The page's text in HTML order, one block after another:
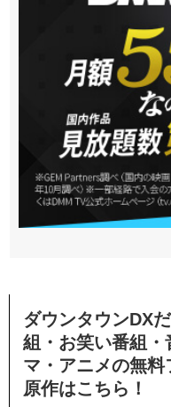
ダウンタウンDX
組・お笑い番組・
マ・アニメの無
原作はこちら！